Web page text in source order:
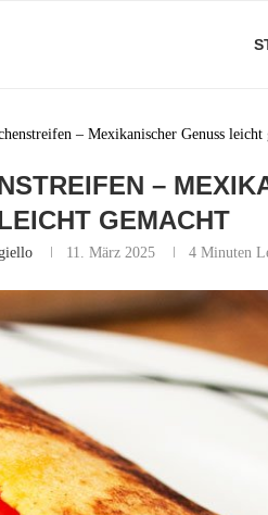
– Mexikanischer Genuss leicht
–
GEMACHT
11. März 2025 4 Minuten